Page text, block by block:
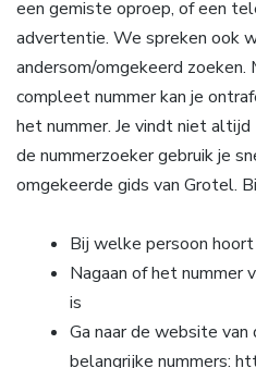
een gemiste oproep, of een
advertentie. We spreken ook
andersom/omgekeerd zoeken.
compleet nummer kan je
het nummer. Je vindt niet
de nummerzoeker gebruik je
omgekeerde gids van Grotel.
Bij welke persoon
Nagaan of het nummer
is
Ga naar de website
belangrijke nummers: